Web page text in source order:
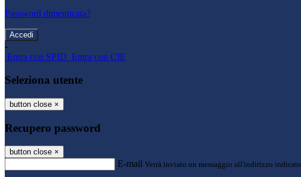
Password dimenticata?
-
Entra con SPID Entra con CIE
Seleziona utente
button close ×
Recupero password
button close ×
E-mail Verrà inviato un messaggio all'indirizzo